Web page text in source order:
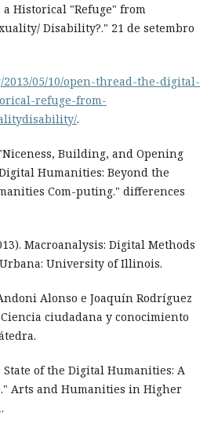
Historical "Refuge" from
Disability?." 21 de setembro
2013/05/10/open-thread-the-digital-
refuge-from-
.
Building, and Opening
Humanities: Beyond the
Com-puting." differences
Macroanalysis: Digital Methods
University of Illinois.
Alonso e Joaquín Rodríguez
Ciencia ciudadana y conocimiento
State of the Digital Humanities: A
Arts and Humanities in Higher